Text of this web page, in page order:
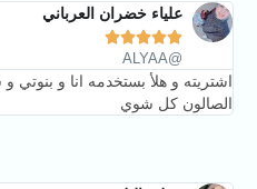
علياء خضران العرباني





@ALYAA
اشتريته و هلأ بستخدمه انا و بنوتي
الصالون كل شوي